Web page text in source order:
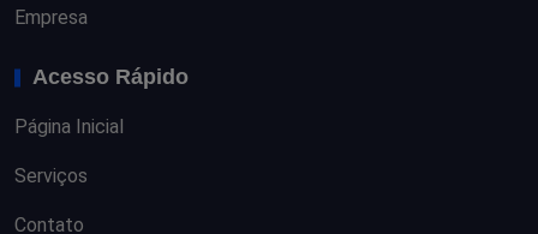
Empresa
Acesso Rápido
Página Inicial
Serviços
Contato